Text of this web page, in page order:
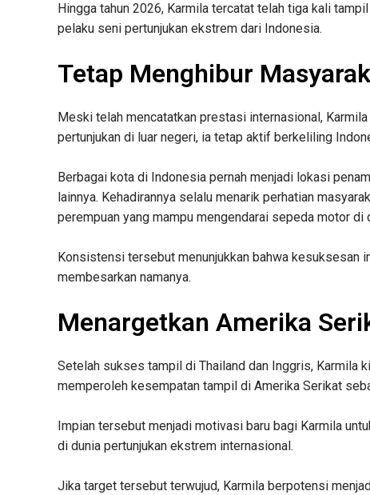
Hingga tahun 2026, Karmila tercatat telah tiga kali
pelaku seni pertunjukan ekstrem dari Indonesia.
Tetap Menghibur
Meski telah mencatatkan prestasi internasional,
pertunjukan di luar negeri, ia tetap aktif berkeliling
Berbagai kota di Indonesia pernah menjadi lokasi
lainnya. Kehadirannya selalu menarik perhatian
perempuan yang mampu mengendarai sepeda motor
Konsistensi tersebut menunjukkan bahwa kesuksesan
membesarkan namanya.
Menargetkan Amerika
Setelah sukses tampil di Thailand dan Inggris, Karmila
memperoleh kesempatan tampil di Amerika Serikat
Impian tersebut menjadi motivasi baru bagi Karmila
di dunia pertunjukan ekstrem internasional.
Jika target tersebut terwujud, Karmila berpotensi